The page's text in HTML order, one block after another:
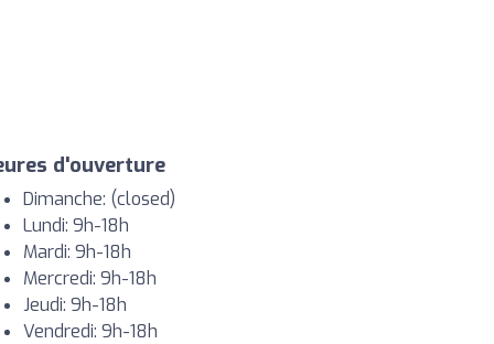
d'ouverture
Dimanche: (closed)
Lundi: 9h-18h
Mardi: 9h-18h
Mercredi: 9h-18h
Jeudi: 9h-18h
Vendredi: 9h-18h